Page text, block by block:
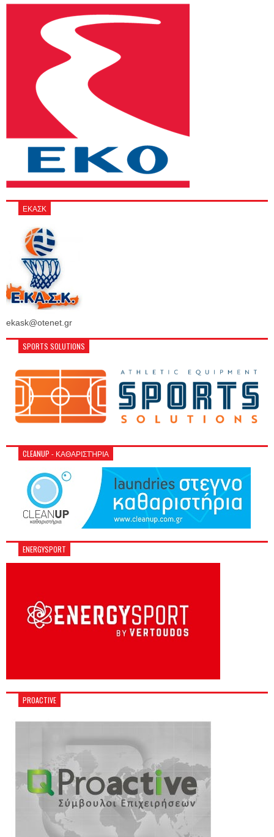
ΕΚΑΣΚ
ekask@otenet.gr
SPORTS SOLUTIONS
CLEANUP - ΚΑΘΑΡΙΣΤΉΡΙΑ
ENERGYSPORT
PROACTIVE